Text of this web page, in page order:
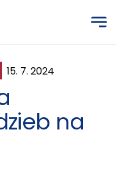
15. 7. 2024
na